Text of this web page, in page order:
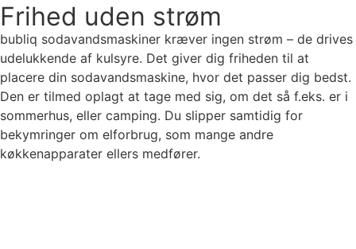
Frihed uden strøm
bubliq sodavandsmaskiner kræver ingen strøm – de drives
udelukkende af kulsyre. Det giver dig friheden til at
placere din sodavandsmaskine, hvor det passer dig bedst.
Den er tilmed oplagt at tage med sig, om det så f.eks. er i
sommerhus, eller camping. Du slipper samtidig for
bekymringer om elforbrug, som mange andre
køkkenapparater ellers medfører.